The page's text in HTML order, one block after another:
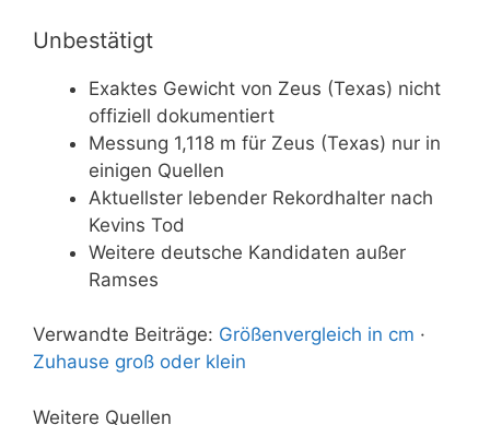
Unbestätigt
Exaktes Gewicht von Zeus (Texas) nicht
offiziell dokumentiert
Messung 1,118 m für Zeus (Texas) nur in
einigen Quellen
Aktuellster lebender Rekordhalter nach
Kevins Tod
Weitere deutsche Kandidaten außer
Ramses
Verwandte Beiträge: Größenvergleich in cm ·
Zuhause groß oder klein
Weitere Quellen